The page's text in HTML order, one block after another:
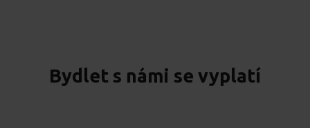
Bydlet s námi se vyplatí